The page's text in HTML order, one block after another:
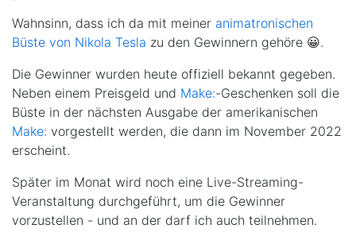
Wahnsinn, dass ich da mit meiner animatronischen
Büste von Nikola Tesla zu den Gewinnern gehöre 😀.
Die Gewinner wurden heute offiziell bekannt gegeben.
Neben einem Preisgeld und Make:-Geschenken soll die
Büste in der nächsten Ausgabe der amerikanischen
Make: vorgestellt werden, die dann im November 2022
erscheint.
Später im Monat wird noch eine Live-Streaming-
Veranstaltung durchgeführt, um die Gewinner
vorzustellen - und an der darf ich auch teilnehmen.